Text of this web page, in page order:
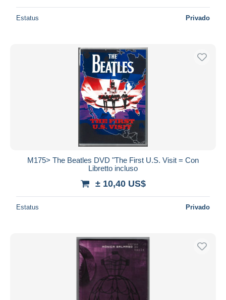
Estatus Privado
M175> The Beatles DVD "The First U.S. Visit = Con
Libretto incluso
± 10,40 US$
Estatus Privado